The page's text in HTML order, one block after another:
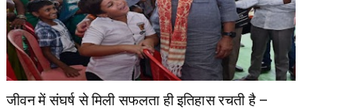
जीवन में संघर्ष से मिली सफलता ही इतिहास रचती है –